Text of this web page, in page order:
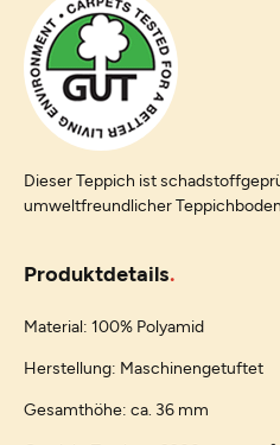
Dieser Teppich ist
umweltfreundlicher Teppichboden
Produktdetails
Material: 100% Polyamid
Herstellung: Maschinengetuftet
Gesamthöhe: ca. 36 mm